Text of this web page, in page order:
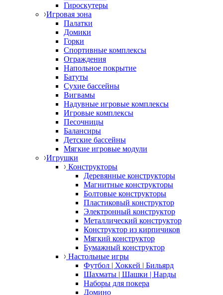
Гироскутеры
Игровая зона
Палатки
Домики
Горки
Спортивные комплексы
Ограждения
Напольное покрытие
Батуты
Сухие бассейны
Вигвамы
Надувные игровые комплексы
Игровые комплексы
Песочницы
Балансиры
Детские бассейны
Мягкие игровые модули
Игрушки
Конструкторы
Деревянные конструкторы
Магнитные конструкторы
Болтовые конструкторы
Пластиковый конструктор
Электронный конструктор
Металлический конструктор
Конструктор из кирпичиков
Мягкий конструктор
Бумажный конструктор
Настольные игры
Футбол | Хоккей | Бильярд
Шахматы | Шашки | Нарды
Наборы для покера
Домино